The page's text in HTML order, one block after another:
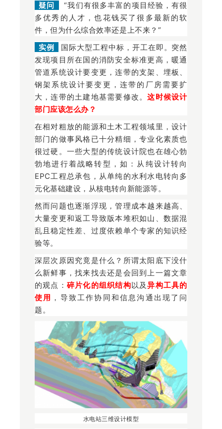
疑问
“我们有很多丰富的项目经验，有很
多优秀的人才，也花钱买了很多最新的软
件，但为什么综合效率还是上不来？”
实例
国际大型工程中标，开工在即。突然
发现项目所在国的消防安全标准更高，暖通
管道系统设计要变更，连带的支架、埋板、
钢架系统设计要变更，连带的厂房需要扩
大，连带的土建地基需要修改。这时候设计
部门应该怎么办？
在相对粗放的能源和土木工程领域里，设计
部门的做事风格已十分精细，专业化素质也
很过硬。一些大型的传统设计院也在雄心勃
勃地进行着战略转型，如：从纯设计转向
EPC工程总承包，从单纯的水利水电转向多
元化基础建设，从核电转向新能源等。
然而问题也逐渐浮现，管理成本越来越高、
大量变更和返工导致版本堆积如山、数据混
乱且稳定性差、过度依赖单个专家的知识经
验等。
深层次原因究竟是什么？所谓太阳底下没什
么新鲜事，找来找去还是会回到上一篇文章
的观点： 碎片化的组织结构以及异构工具的
使用 ，导致工作协同和信息沟通出现了问
题。
水电站三维设计模型